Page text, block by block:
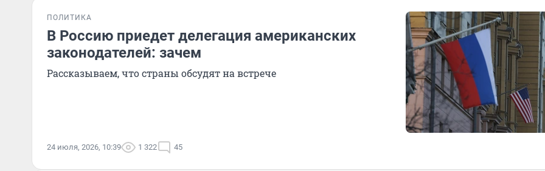
ПОЛИТИКА
В Россию приедет делегация американских
законодателей: зачем
Рассказываем, что страны обсудят на встрече
24 июля, 2026, 10:39 1 322 45